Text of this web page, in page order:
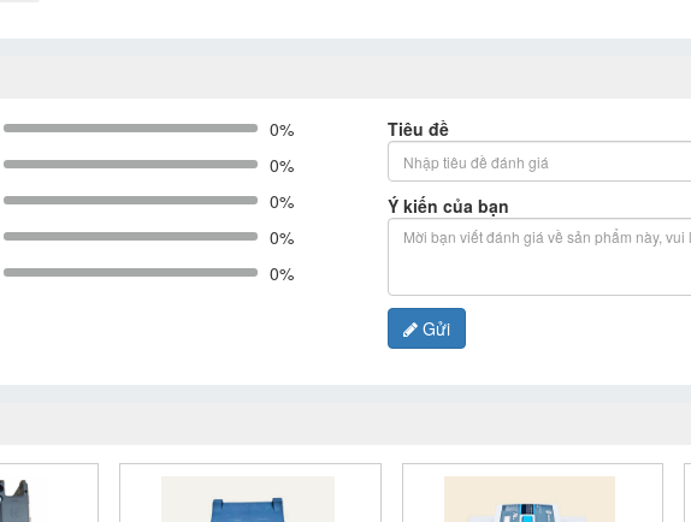
0%
0%
0%
0%
0%
Tiêu đề
Ý kiến của bạn
Gửi